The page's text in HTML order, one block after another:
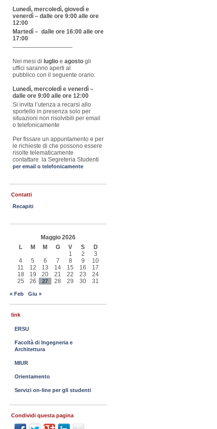
Lunedì, mercoledì, giovedì e
venerdì – dalle ore 9:00 alle ore
12:00
Martedì – dalle ore 16:00 alle ore
17:00
——————————-
Nei mesi di luglio e agosto gli
uffici saranno aperti al
pubblico con il seguente orario:
Lunedì, mercoledì e venerdì –
dalle ore 9:00 alle ore 12:00
Si invita l’utenza a recarsi allo
sportello in presenza solo per
situazioni non risolvibili per email
o telefonicamente
Per fissare un appuntamento e per
le richieste di che possono essere
risolte telematicamente
contattare la Segreteria Studenti
per email o telefonicamente
Contatti
Recapiti
Maggio 2026
L
M M G V S
D
1
2
3
4
5 6 7 8 9
10
11
12 13 14 15 16
17
18
19 20 21 22 23
24
25
26 27 28 29 30 31
« Feb Giu »
link
ERSU
Facoltà di Ingegneria e
Architettura
MIUR
Orientamento
Servizi on-line per gli studenti
Condividi questa pagina